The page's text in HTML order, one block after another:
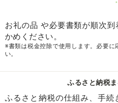
お礼の品 や必要書類が順次
かめください。
※書類は税金控除で使用します。必要に
い。
ふるさと納税ま
ふるさと納税の仕組み、手続